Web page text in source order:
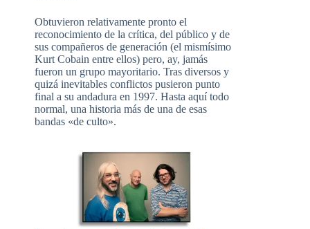
Obtuvieron relativamente pronto el
reconocimiento de la crítica, del público y de
sus compañeros de generación (el mismísimo
Kurt Cobain entre ellos) pero, ay, jamás
fueron un grupo mayoritario. Tras diversos y
quizá inevitables conflictos pusieron punto
final a su andadura en 1997. Hasta aquí todo
normal, una historia más de una de esas
bandas «de culto».